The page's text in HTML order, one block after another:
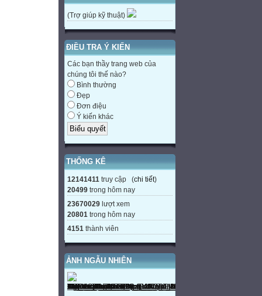
(Trợ giúp kỹ thuật)
ĐIỀU TRA Ý KIẾN
Các bạn thầy trang web của
chúng tôi thế nào?
Bình thường
Đẹp
Đơn điệu
Ý kiến khác
THỐNG KÊ
12141411 truy cập (chi tiết)
20499 trong hôm nay
23670029 lượt xem
20801 trong hôm nay
4151 thành viên
ẢNH NGẪU NHIÊN